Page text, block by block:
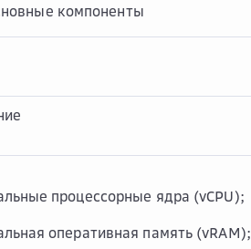
компоненты
процессорные ядра (vCPU);
оперативная память (vRAM);